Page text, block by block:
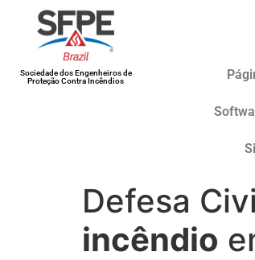
Sociedade dos Engenheiros de
Proteção Contra Incêndios
Defesa
incêndio